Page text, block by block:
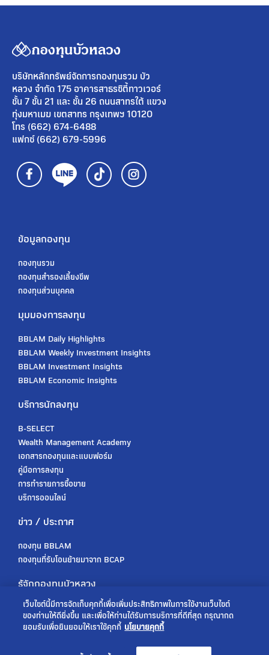
บริษัทหลักทรัพย์จัดการกองทุนรวม บัว
หลวง จำกัด 175 อาคารสาธรซิตี้ทาวเวอร์
ชั้น 7 ชั้น 21 และ ชั้น 26 ถนนสาทรใต้ แขวง
ทุ่งมหาเมฆ เขตสาทร กรุงเทพฯ 10120
โทร (662) 674-6488
แฟกซ์ (662) 679-5996
ข้อมูลกองทุน
กองทุนรวม
กองทุนสํารองเลี้ยงชีพ
กองทุนส่วนบุคคล
มุมมองการลงทุน
BBLAM Daily Highlights
BBLAM Weekly Investment Insights
BBLAM Investment Insights
BBLAM Economic Insights
บริการนักลงทุน
B-SELECT
Wealth Management Academy
เอกสารกองทุนและแบบฟอร์ม
คู่มือการลงทุน
การทำรายการซื้อขาย
บริการออนไลน์
ข่าว / ประกาศ
กองทุน BBLAM
กองทุนที่รับโอนย้ายมาจาก BCAP
รู้จักกองทุนบัวหลวง
เกี่ยวกับเรา
การกำกับดูแล
เว็บไซต์นี้มีการจัดเก็บคุกกี้เพื่อเพิ่มประสิทธิภาพในการใช้งานเว็บไซต์
ของท่านให้ดียิ่งขึ้น และเพื่อให้ท่านได้รับการบริการที่ดีที่สุด กรุณากด
ยอมรับเพื่อยินยอมให้เราใช้คุกกี้ นโยบายคุกกี้